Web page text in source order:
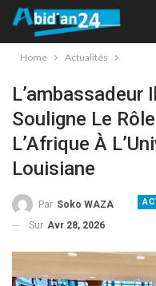
Home Actualités
L’ambassadeur
Souligne Le
L’Afrique À
Louisiane
Par Soko WAZA
Sur Avr 28, 2026